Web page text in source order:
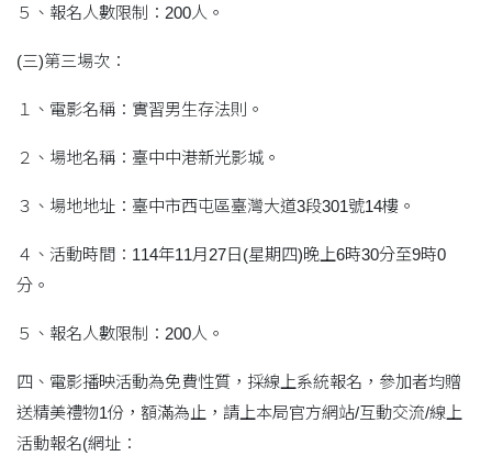
５、報名人數限制：200人。
(三)第三場次：
１、電影名稱：實習男生存法則。
２、場地名稱：臺中中港新光影城。
３、場地地址：臺中市西屯區臺灣大道3段301號14樓。
４、活動時間：114年11月27日(星期四)晚上6時30分至9時0
分。
５、報名人數限制：200人。
四、電影播映活動為免費性質，採線上系統報名，參加者均贈
送精美禮物1份，額滿為止，請上本局官方網站/互動交流/線上
活動報名(網址：